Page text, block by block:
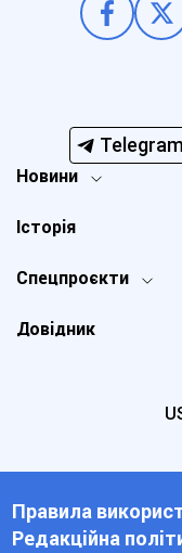
Новини
Спецпроєкти
Історія
Довідник
Правила
Редакційна